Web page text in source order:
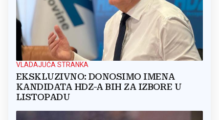
VLADAJUĆA STRANKA
EKSKLUZIVNO: DONOSIMO IMENA
KANDIDATA HDZ-A BIH ZA IZBORE U
LISTOPADU